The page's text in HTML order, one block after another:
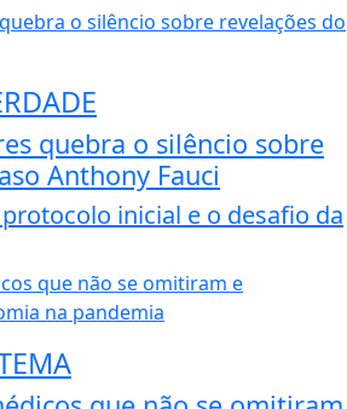
quebra o silêncio sobre
Anthony Fauci
inicial e o desafio da